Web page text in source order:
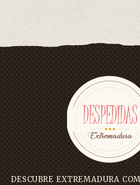
DESCUBRE EXTREMADURA